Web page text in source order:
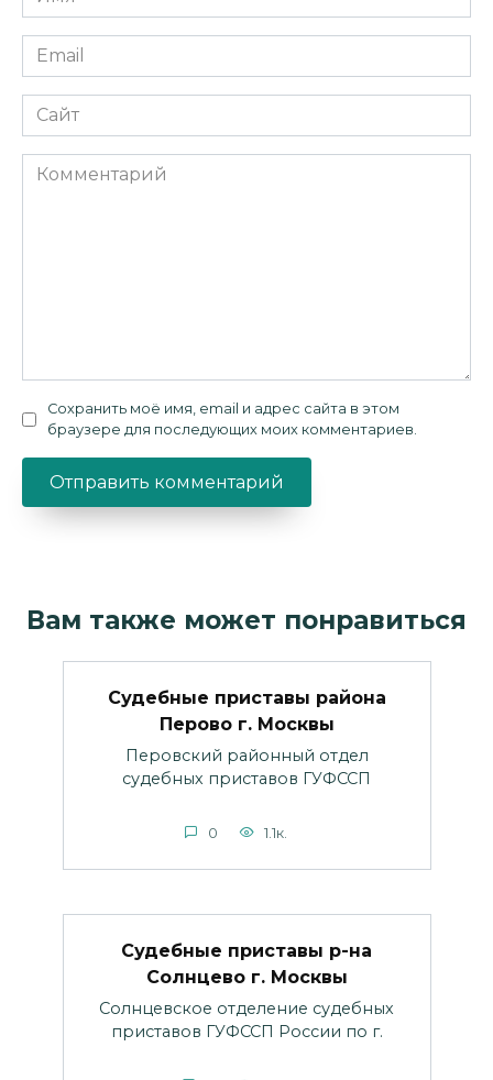
*
Email
*
Сайт
Комментарий
Сохранить моё имя, email и адрес сайта в этом
браузере для последующих моих комментариев.
Вам также может понравиться
Судебные приставы района
Перово г. Москвы
Перовский районный отдел
судебных приставов ГУФССП
0 1.1к.
Судебные приставы р-на
Солнцево г. Москвы
Солнцевское отделение судебных
приставов ГУФССП России по г.